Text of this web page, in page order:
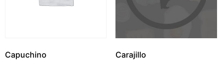
Capuchino Carajillo